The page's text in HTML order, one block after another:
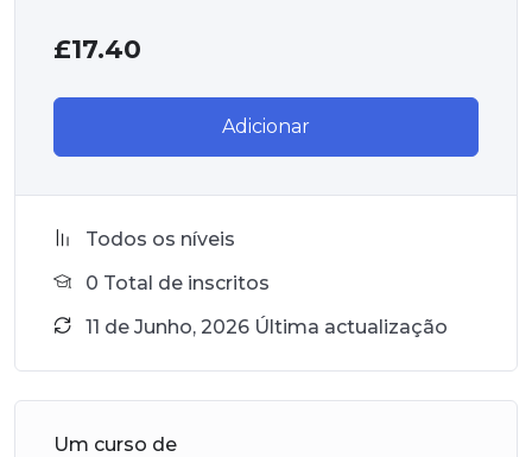
£17.40
Adicionar
Todos os níveis
0 Total de inscritos
11 de Junho, 2026 Última actualização
Um curso de